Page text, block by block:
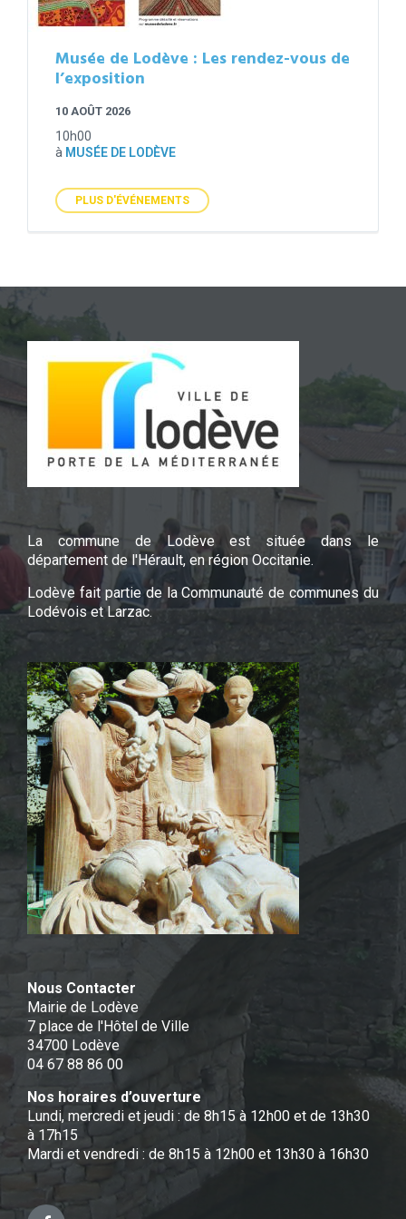
Musée de Lodève : Les rendez-vous de
l’exposition
10 AOÛT 2026
10h00
à MUSÉE DE LODÈVE
PLUS D'ÉVÉNEMENTS
La commune de Lodève est située dans le
département de l'Hérault, en région Occitanie.
Lodève fait partie de la Communauté de communes du
Lodévois et Larzac.
Nous Contacter
Mairie de Lodève
7 place de l'Hôtel de Ville
34700 Lodève
04 67 88 86 00
Nos horaires d’ouverture
Lundi, mercredi et jeudi : de 8h15 à 12h00 et de 13h30
à 17h15
Mardi et vendredi : de 8h15 à 12h00 et 13h30 à 16h30